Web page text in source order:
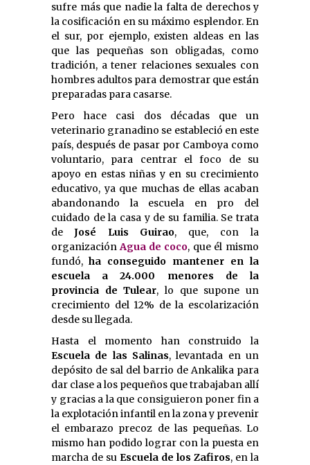
sufre más que nadie la falta de derechos y
la cosificación en su máximo esplendor. En
el sur, por ejemplo, existen aldeas en las
que las pequeñas son obligadas, como
tradición, a tener relaciones sexuales con
hombres adultos para demostrar que están
preparadas para casarse.
Pero hace casi dos décadas que un
veterinario granadino se estableció en este
país, después de pasar por Camboya como
voluntario, para centrar el foco de su
apoyo en estas niñas y en su crecimiento
educativo, ya que muchas de ellas acaban
abandonando la escuela en pro del
cuidado de la casa y de su familia. Se trata
de José Luis Guirao, que, con la
organizaciónAgua de coco, que él mismo
fundó, ha conseguido mantener en la
escuela a 24.000 menores de la
provincia de Tulear, lo que supone un
crecimiento del 12% de la escolarización
desde su llegada.
Hasta el momento han construido la
Escuela de las Salinas, levantada en un
depósito de sal del barrio de Ankalika para
dar clase a los pequeños que trabajaban allí
y gracias a la que consiguieron poner fin a
la explotación infantil en la zona y prevenir
el embarazo precoz de las pequeñas. Lo
mismo han podido lograr con la puesta en
marcha de su Escuela de los Zafiros, en la